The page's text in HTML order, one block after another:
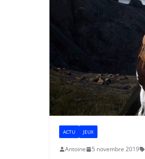
ACTU JEUX
Antoine 5 novembre 2019